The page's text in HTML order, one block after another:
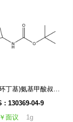
(3-亚甲基环丁基)氨基甲酸叔丁酯
: 130369-04-9
面议
1g